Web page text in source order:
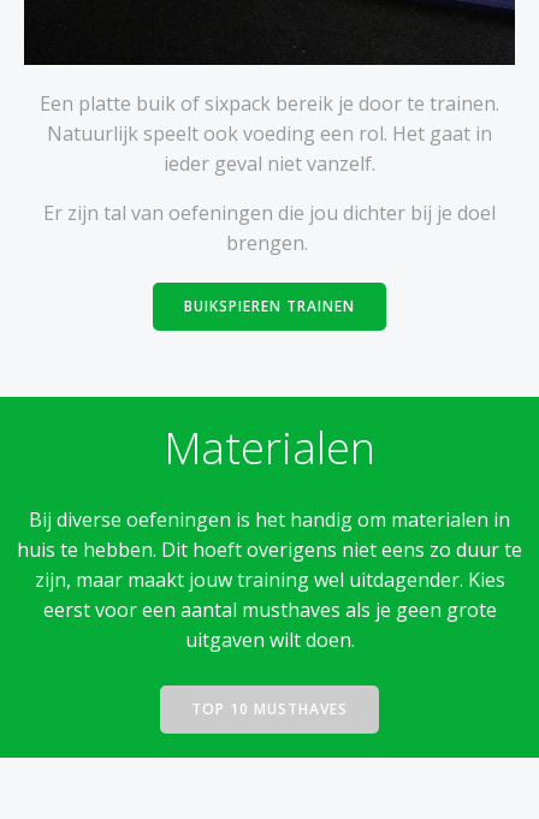
Een platte buik of sixpack bereik je door te trainen.
Natuurlijk speelt ook voeding een rol. Het gaat in
ieder geval niet vanzelf.
Er zijn tal van oefeningen die jou dichter bij je doel
brengen.
BUIKSPIEREN TRAINEN
Materialen
Bij diverse oefeningen is het handig om materialen in
huis te hebben. Dit hoeft overigens niet eens zo duur te
zijn, maar maakt jouw training wel uitdagender. Kies
eerst voor een aantal musthaves als je geen grote
uitgaven wilt doen.
TOP 10 MUSTHAVES